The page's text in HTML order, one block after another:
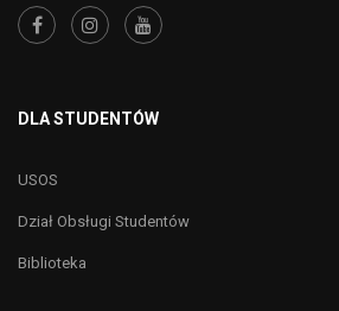
DLA STUDENTÓW
USOS
Dział Obsługi Studentów
Biblioteka